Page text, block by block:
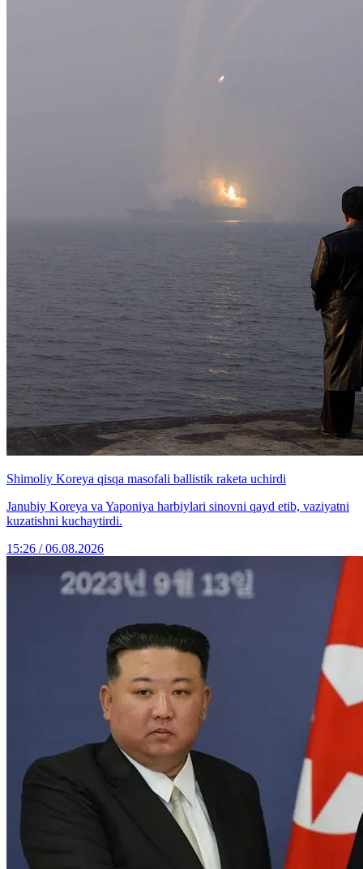
Shimoliy Koreya qisqa masofali ballistik raketa uchirdi
Janubiy Koreya va Yaponiya harbiylari sinovni qayd etib, vaziyatni
kuzatishni kuchaytirdi.
15:26 / 06.08.2026